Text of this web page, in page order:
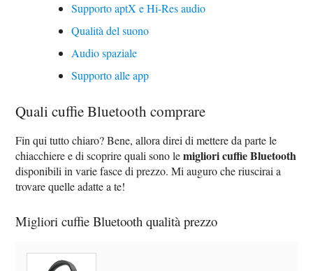
Supporto aptX e Hi-Res audio
Qualità del suono
Audio spaziale
Supporto alle app
Quali cuffie Bluetooth comprare
Fin qui tutto chiaro? Bene, allora direi di mettere da parte le
chiacchiere e di scoprire quali sono lemigliori cuffie Bluetooth
disponibili in varie fasce di prezzo. Mi auguro che riuscirai a
trovare quelle adatte a te!
Migliori cuffie Bluetooth qualità prezzo